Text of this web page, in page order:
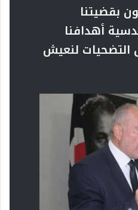
بقضيتنا
أهدافنا
التضحيات لنعيش